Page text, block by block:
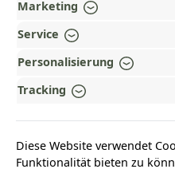
Vertrag
AUSGEZEICHNET UND
UNSERE COMMUNITIES
Marketing
Service
Personalisierung
Tracking
Diese Website verwendet
Funktionalität bieten zu